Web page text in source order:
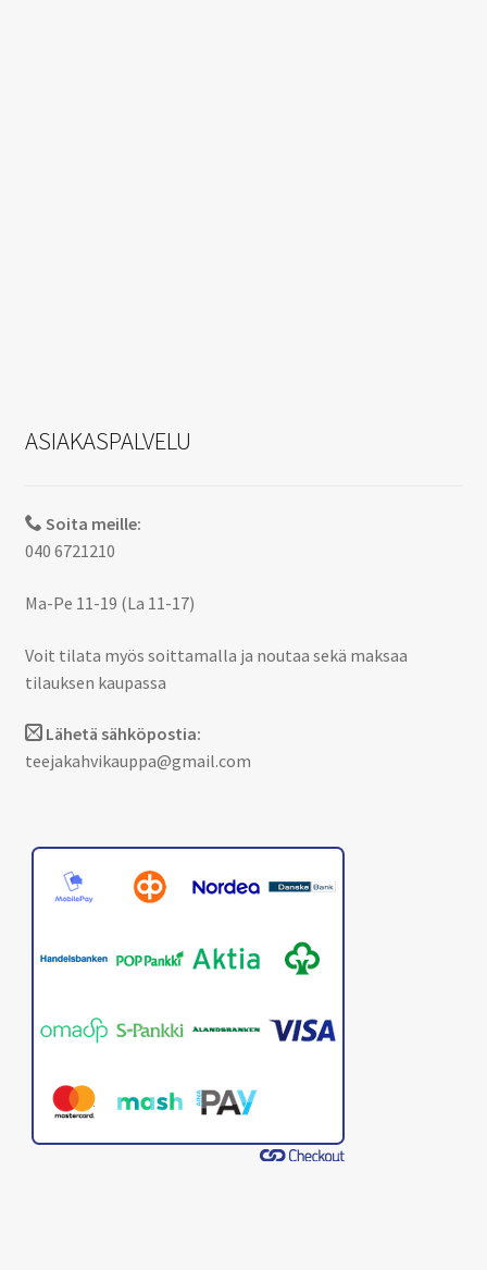
ASIAKASPALVELU
Soita meille:
040 6721210
Ma-Pe 11-19 (La 11-17)
Voit tilata myös soittamalla ja noutaa sekä maksaa
tilauksen kaupassa
Lähetä sähköpostia:
teejakahvikauppa@gmail.com